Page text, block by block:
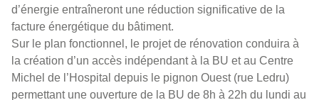
d’énergie entraîneront une réduction significative de la
facture énergétique du bâtiment.
Sur le plan fonctionnel, le projet de rénovation conduira à
la création d’un accès indépendant à la BU et au Centre
Michel de l’Hospital depuis le pignon Ouest (rue Ledru)
permettant une ouverture de la BU de 8h à 22h du lundi au